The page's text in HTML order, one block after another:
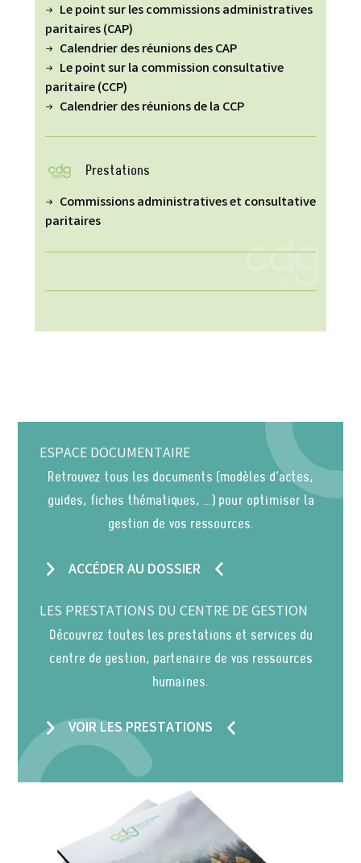
Le point sur les commissions administratives
paritaires (CAP)
Calendrier des réunions des CAP
Le point sur la commission consultative
paritaire (CCP)
Calendrier des réunions de la CCP
Prestations
Commissions administratives et consultative
paritaires
ESPACE DOCUMENTAIRE
Retrouvez tous les documents (modèles d’actes,
guides, fiches thématiques, …) pour optimiser la
gestion de vos ressources.
ACCÉDER AU DOSSIER
LES PRESTATIONS DU CENTRE DE GESTION
Découvrez toutes les prestations et services du
centre de gestion, partenaire de vos ressources
humaines.
VOIR LES PRESTATIONS